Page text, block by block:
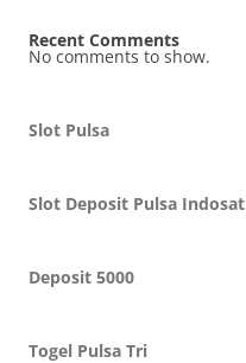
Recent Comments
No comments to show.
Slot Pulsa
Slot Deposit Pulsa Indosat
Deposit 5000
Togel Pulsa Tri